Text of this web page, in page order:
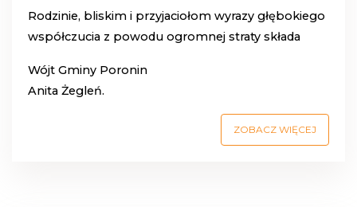
Rodzinie, bliskim i przyjaciołom wyrazy głębokiego
współczucia z powodu ogromnej straty składa
Wójt Gminy Poronin
Anita Żegleń.
ZOBACZ WIĘCEJ